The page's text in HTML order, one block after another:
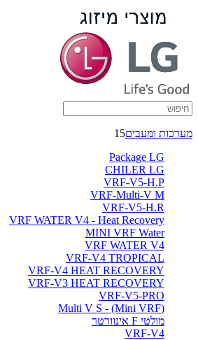
מערכות
ומעבים
ברימאג
מערכות
מערכות ומעבים15
Package LG
CHILER LG
VRF-V5-H.P
VRF-Multi-V M
VRF-V5-H.R
VRF WATER V4 - Heat Recovery
MINI VRF Water
VRF WATER V4
VRF-V4 TROPICAL
VRF-V4 HEAT RECOVERY
VRF-V3 HEAT RECOVERY
VRF-V5-PRO
(Multi V S - (Mini VRF
מולטי F אינוורטר
VRF-V4